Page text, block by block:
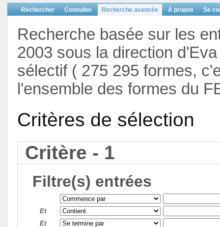
Rechercher Consulter Recherche avancée À propos Se
Recherche basée sur les
2003 sous la direction
sélectif ( 275 295 formes,
l'ensemble des formes du
Critères de sélection
Critère - 1
Filtre(s) entrées
Et
Et